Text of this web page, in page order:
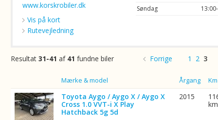
www.korskrobiler.dk
Vis på kort
Rutevejledning
Søndag
Forrige 1 2 3
Resultat31-41 af 41 fundne biler
Mærke & model Årgang
Toyota Aygo / Aygo X / Aygo X
Cross 1.0 VVT-i X Play
Hatchback 5g 5d
2015
km